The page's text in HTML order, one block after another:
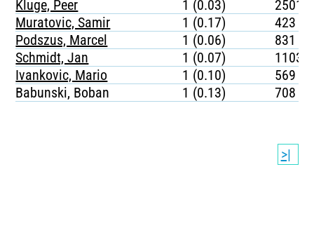
Kluge, Peer
1 (0.03)
2501
Muratovic, Samir
1 (0.17)
423
Podszus, Marcel
1 (0.06)
831
Schmidt, Jan
1 (0.07)
1103
Ivankovic, Mario
1 (0.10)
569
Babunski, Boban
1 (0.13) 708
>|